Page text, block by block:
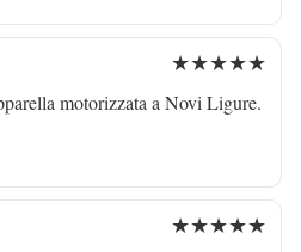
★★★★★
motorizzata a Novi Ligure.
★★★★★